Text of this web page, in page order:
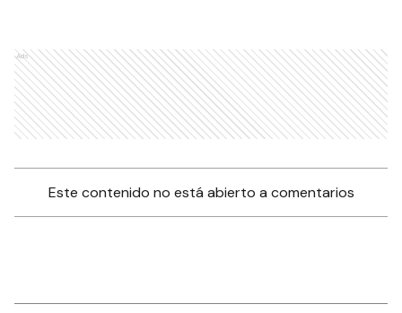
Ads
Este contenido no está abierto a comentarios